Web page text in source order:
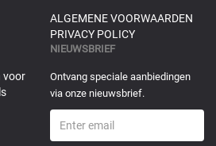
ALGEMENE VOORWAARDEN
PRIVACY POLICY
voor
NIEUWSBRIEF
Ontvang speciale aanbiedingen
via onze nieuwsbrief.